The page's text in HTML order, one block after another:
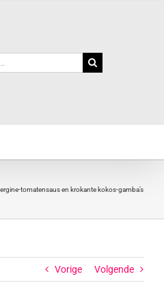
tomatensaus en krokante kokos-gamba’s
Vorige Volgende